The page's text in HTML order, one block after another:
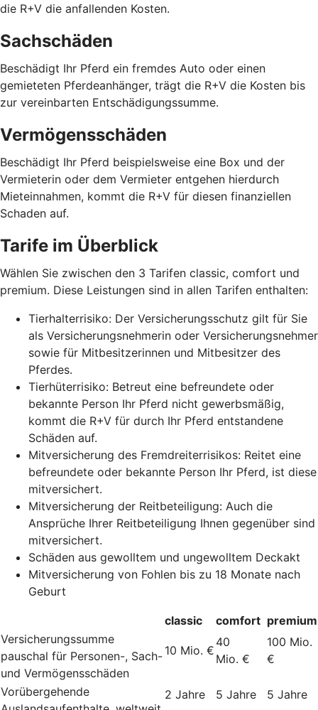
die R+V die anfallenden Kosten.
Sachschäden
Beschädigt Ihr Pferd ein fremdes Auto oder einen
gemieteten Pferdeanhänger, trägt die R+V die Kosten bis
zur vereinbarten Entschädigungssumme.
Vermögensschäden
Beschädigt Ihr Pferd beispielsweise eine Box und der
Vermieterin oder dem Vermieter entgehen hierdurch
Mieteinnahmen, kommt die R+V für diesen finanziellen
Schaden auf.
Tarife im Überblick
Wählen Sie zwischen den 3 Tarifen classic, comfort und
premium. Diese Leistungen sind in allen Tarifen enthalten:
Tierhalterrisiko: Der Versicherungsschutz gilt für Sie
als Versicherungsnehmerin oder Versicherungsnehmer
sowie für Mitbesitzerinnen und Mitbesitzer des
Pferdes.
Tierhüterrisiko: Betreut eine befreundete oder
bekannte Person Ihr Pferd nicht gewerbsmäßig,
kommt die R+V für durch Ihr Pferd entstandene
Schäden auf.
Mitversicherung des Fremdreiterrisikos: Reitet eine
befreundete oder bekannte Person Ihr Pferd, ist diese
mitversichert.
Mitversicherung der Reitbeteiligung: Auch die
Ansprüche Ihrer Reitbeteiligung Ihnen gegenüber sind
mitversichert.
Schäden aus gewolltem und ungewolltem Deckakt
Mitversicherung von Fohlen bis zu 18 Monate nach
Geburt
classic comfort premium
Versicherungssumme
pauschal für Personen-, Sach-
und Vermögensschäden
10 Mio. €
40
Mio. €
100 Mio.
€
Vorübergehende
2 Jahre 5 Jahre 5 Jahre